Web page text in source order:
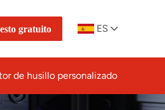
gratuito ES
de husillo personalizado